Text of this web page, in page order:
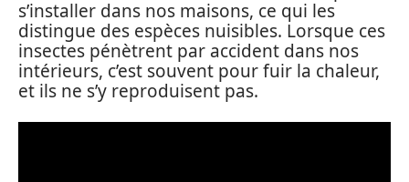
s’installer dans nos maisons, ce qui les
distingue des espèces nuisibles. Lorsque ces
insectes pénètrent par accident dans nos
intérieurs, c’est souvent pour fuir la chaleur,
et ils ne s’y reproduisent pas.